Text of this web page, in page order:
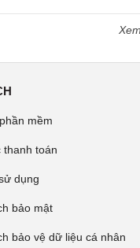
mềm
thanh toán
dụng
bảo mật
bảo vệ dữ liệu cá nhân